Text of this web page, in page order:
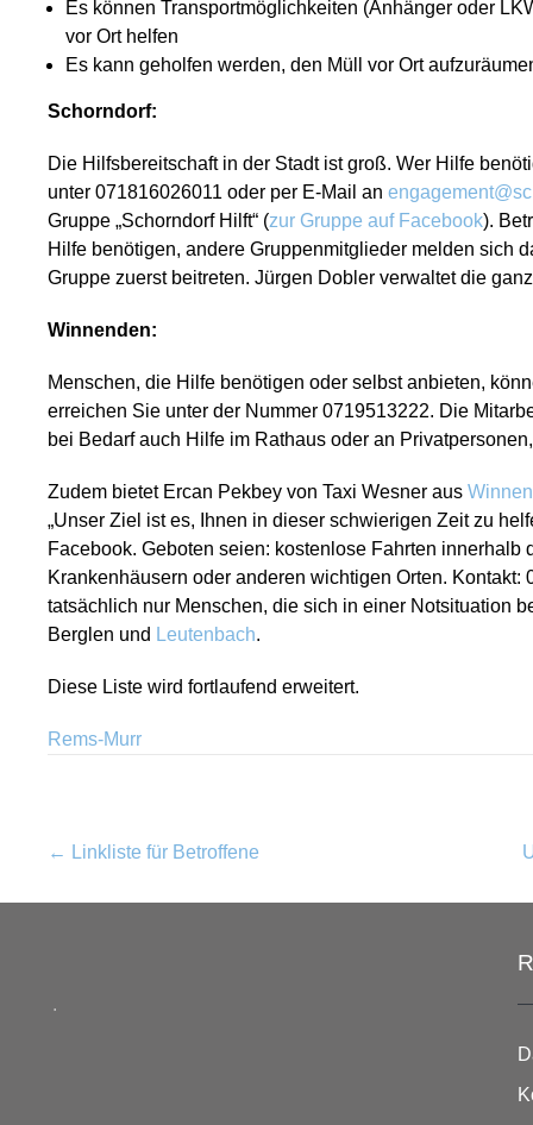
Es können Transportmöglichkeiten (Anhänger oder
vor Ort helfen
Es kann geholfen werden, den Müll vor Ort
Schorndorf:
Die Hilfsbereitschaft in der Stadt ist groß. Wer Hilfe
unter 071816026011 oder per E-Mail an
Gruppe „Schorndorf Hilft“ (zur Gruppe auf Facebook).
Hilfe benötigen, andere Gruppenmitglieder melden sich
Gruppe zuerst beitreten. Jürgen Dobler verwaltet die
Winnenden:
Menschen, die Hilfe benötigen oder selbst anbieten,
erreichen Sie unter der Nummer 0719513222. Die
bei Bedarf auch Hilfe im Rathaus oder an
Zudem bietet Ercan Pekbey von Taxi Wesner aus
„Unser Ziel ist es, Ihnen in dieser schwierigen Zeit zu
Facebook. Geboten seien: kostenlose Fahrten innerhalb
Krankenhäusern oder anderen wichtigen Orten.
tatsächlich nur Menschen, die sich in einer Notsituation
Berglen und Leutenbach.
Diese Liste wird fortlaufend erweitert.
Rems-Murr
Post
navigation
← Linkliste für Betroffene
.